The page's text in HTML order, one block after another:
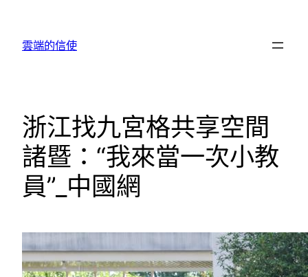
雲端的信使
浙江找九宮格共享空間
諸暨：“我來當一次小教
員”_中國網